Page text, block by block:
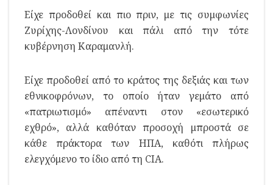
Είχε προδοθεί και πιο πριν, με τις συμφωνίες
Ζυρίχης-Λονδίνου και πάλι από την τότε
κυβέρνηση Καραμανλή.
Είχε προδοθεί από το κράτος της δεξιάς και των
εθνικοφρόνων, το οποίο ήταν γεμάτο από
«πατριωτισμό» απέναντι στον «εσωτερικό
εχθρό», αλλά καθόταν προσοχή μπροστά σε
κάθε πράκτορα των ΗΠΑ, καθότι πλήρως
ελεγχόμενο το ίδιο από τη CIA.